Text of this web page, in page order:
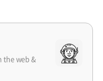
the web &